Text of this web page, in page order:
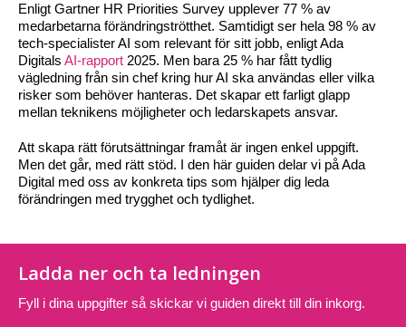
Enligt Gartner HR Priorities Survey upplever 77 % av
medarbetarna förändringströtthet. Samtidigt ser hela 98 % av
tech-specialister AI som relevant för sitt jobb, enligt Ada
Digitals AI-rapport 2025. Men bara 25 % har fått tydlig
vägledning från sin chef kring hur AI ska användas eller vilka
risker som behöver hanteras. Det skapar ett farligt glapp
mellan teknikens möjligheter och ledarskapets ansvar.
Att skapa rätt förutsättningar framåt är ingen enkel uppgift.
Men det går, med rätt stöd. I den här guiden delar vi på Ada
Digital med oss av konkreta tips som hjälper dig leda
förändringen med trygghet och tydlighet.
Ladda ner och ta ledningen
Fyll i dina uppgifter så skickar vi guiden direkt till din inkorg.